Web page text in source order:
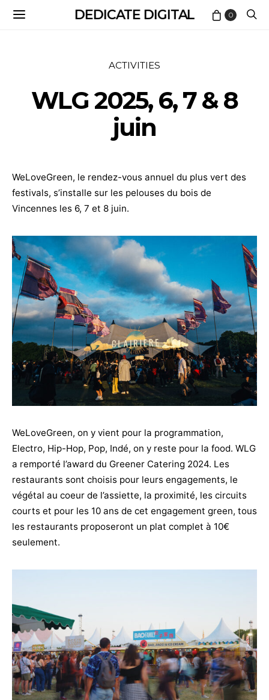
DEDICATE DIGITAL 0
ACTIVITIES
WLG 2025, 6, 7 & 8
juin
WeLoveGreen, le rendez-vous annuel du plus vert des
festivals, s’installe sur les pelouses du bois de
Vincennes les 6, 7 et 8 juin.
WeLoveGreen, on y vient pour la programmation,
Electro, Hip-Hop, Pop, Indé, on y reste pour la food. WLG
a remporté l’award du Greener Catering 2024. Les
restaurants sont choisis pour leurs engagements, le
végétal au coeur de l’assiette, la proximité, les circuits
courts et pour les 10 ans de cet engagement green, tous
les restaurants proposeront un plat complet à 10€
seulement.